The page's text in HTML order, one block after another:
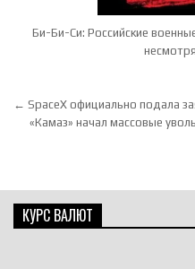
Би-Би-Си: Российские
Навигация по
← SpaceX официально подала
«Камаз» начал массовые
КУРС ВАЛЮТ